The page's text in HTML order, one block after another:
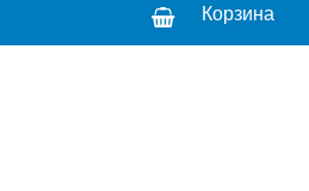
Корзина